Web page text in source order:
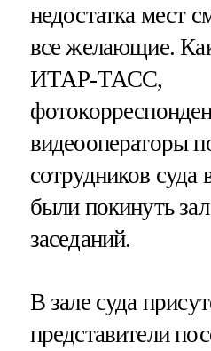
недостатка мест
все желающие.
ИТАР-ТАСС,
видеооператоры
сотрудников
были покинуть
заседаний.
В зале суда
представители